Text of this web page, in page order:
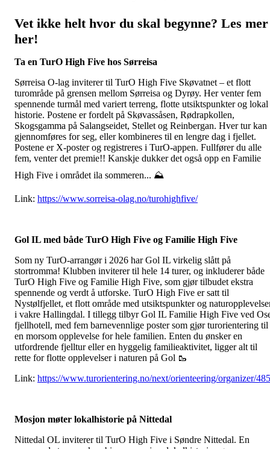
Vet ikke helt hvor du skal begynne? Les mer
her!
Ta en TurO High Five hos Sørreisa
Sørreisa O-lag inviterer til TurO High Five Skøvatnet – et flott
turområde på grensen mellom Sørreisa og Dyrøy. Her venter fem
spennende turmål med variert terreng, flotte utsiktspunkter og lokal
historie. Postene er fordelt på Skøvassåsen, Rødrapkollen,
Skogsgamma på Salangseidet, Stellet og Reinbergan. Hver tur kan
gjennomføres for seg, eller kombineres til en lengre dag i fjellet.
Postene er X-poster og registreres i TurO-appen. Fullfører du alle
fem, venter det premie!! Kanskje dukker det også opp en Familie
High Five i området ila sommeren... ⛰️
Link: https://www.sorreisa-olag.no/turohighfive/
Gol IL med både TurO High Five og Familie High Five
Som ny TurO-arrangør i 2026 har Gol IL virkelig slått på
stortromma! Klubben inviterer til hele 14 turer, og inkluderer både
TurO High Five og Familie High Five, som gjør tilbudet ekstra
spennende og verdt å utforske. TurO High Five er satt til
Nystølfjellet, et flott område med utsiktspunkter og
i vakre Hallingdal. I tillegg tilbyr Gol IL Familie High Five ved
fjellhotell, med fem barnevennlige poster som gjør turorientering til
en morsom opplevelse for hele familien. Enten du ønsker en
utfordrende fjelltur eller en hyggelig familieaktivitet, ligger alt til
rette for flotte opplevelser i naturen på Gol 🥾
Link: https://www.turorientering.no/next/orienteering/organizer/485
Mosjon møter lokalhistorie på Nittedal
Nittedal OL inviterer til TurO High Five i Søndre Nittedal. En